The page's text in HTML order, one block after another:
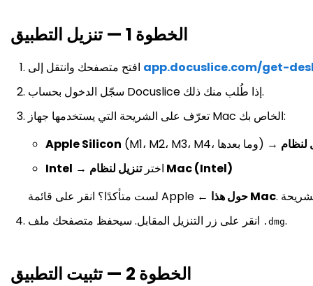
الخطوة 1 — تنزيل التطبيق
app.docuslice.com/get-
سجّل الدخول بحساب Docuslice إذا طُلب منك ذلك.
تعرّف على الشريحة التي يستخدمها جهاز Mac الخاص بك:
Apple Silicon
Intel
→ اختر تنزيل لنظام Mac (Intel)
لست متأكدًا؟ انقر على قائمة Apple ←
حول هذا Mac
.dmg.
الخطوة 2 — تثبيت التطبيق